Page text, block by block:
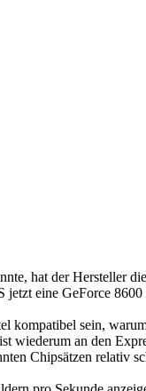
hat der Hersteller
jetzt eine GeForce 8600
sein,
an den
Chipsätzen relativ